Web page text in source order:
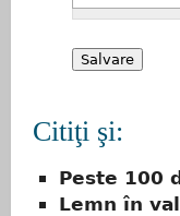
Citiţi şi:
Peste 100
Lemn în